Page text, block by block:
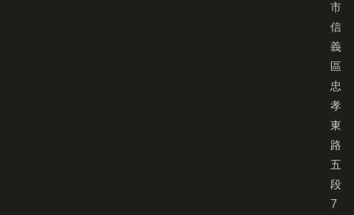
市
信
義
區
忠
孝
東
路
五
段
7